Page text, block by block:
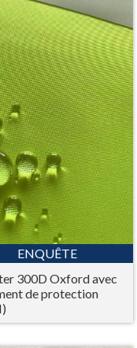
ENQUÊTE
300D Oxford avec
de protection